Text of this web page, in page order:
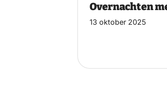
Overnachten
13 oktober 2025